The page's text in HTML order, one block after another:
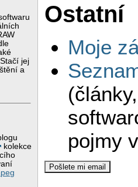
jej
a
kolekce
Ostatní
Moje
pojmy